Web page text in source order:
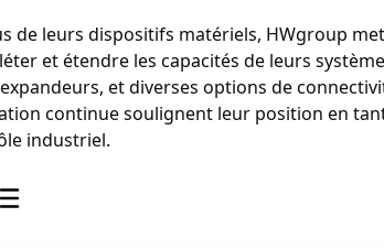
de leurs dispositifs matériels, HWgroup
et étendre les capacités de leurs
et diverses options de
continue soulignent leur position en
industriel.